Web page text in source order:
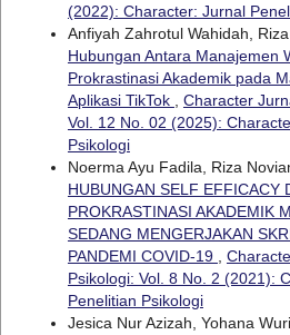
(2022): Character: Jurnal
Anfiyah Zahrotul Wahidah,
Hubungan Antara Manajemen
Prokrastinasi Akademik pada
Aplikasi TikTok , Character
Vol. 12 No. 02 (2025):
Psikologi
Noerma Ayu Fadila, Riza
HUBUNGAN SELF EFFICACY
PROKRASTINASI AKADEMIK
SEDANG MENGERJAKAN
PANDEMI COVID-19 ,
Psikologi: Vol. 8 No. 2 (2021):
Penelitian Psikologi
Jesica Nur Azizah, Yohana